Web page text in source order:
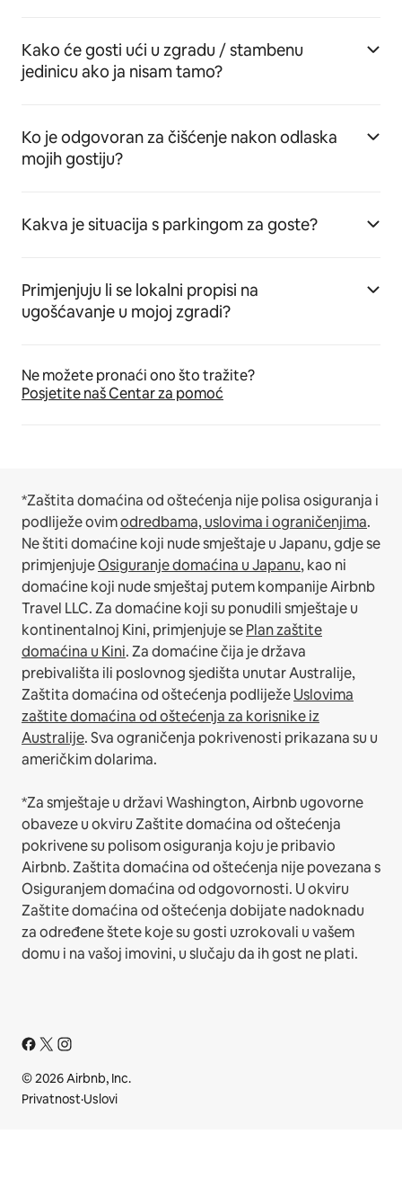
Kako će gosti ući u zgradu / stambenu
jedinicu ako ja nisam tamo?
Ko je odgovoran za čišćenje nakon odlaska
mojih gostiju?
Kakva je situacija s parkingom za goste?
Primjenjuju li se lokalni propisi na
ugošćavanje u mojoj zgradi?
Ne možete pronaći ono što tražite?
Posjetite naš Centar za pomoć
*Zaštita domaćina od oštećenja nije polisa osiguranja i
podliježe ovimodredbama, uslovima i ograničenjima.
Ne štiti domaćine koji nude smještaje u Japanu, gdje se
primjenjujeOsiguranje domaćina u Japanu, kao ni
domaćine koji nude smještaj putem kompanije Airbnb
Travel LLC.Za domaćine koji su ponudili smještaje u
kontinentalnoj Kini, primjenjuje sePlan zaštite
domaćina u Kini.Za domaćine čija je država
prebivališta ili poslovnog sjedišta unutar Australije,
Zaštita domaćina od oštećenja podliježeUslovima
zaštite domaćina od oštećenja za korisnike iz
Australije. Sva ograničenja pokrivenosti prikazana su u
američkim dolarima.
*Za smještaje u državi Washington, Airbnb ugovorne
obaveze u okviru Zaštite domaćina od oštećenja
pokrivene su polisom osiguranja koju je pribavio
Airbnb. Zaštita domaćina od oštećenja nije povezana s
Osiguranjem domaćina od odgovornosti. U okviru
Zaštite domaćina od oštećenja dobijate nadoknadu
za određene štete koje su gosti uzrokovali u vašem
domu i na vašoj imovini, u slučaju da ih gost ne plati.
© 2026 Airbnb, Inc.
Privatnost·Uslovi